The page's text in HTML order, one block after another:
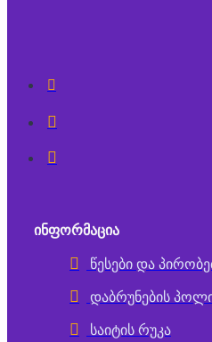
ᲘᲜᲤᲝᲠᲛᲐᲪᲘᲐ
წესები და
დაბრუნების
საიტის რუკა